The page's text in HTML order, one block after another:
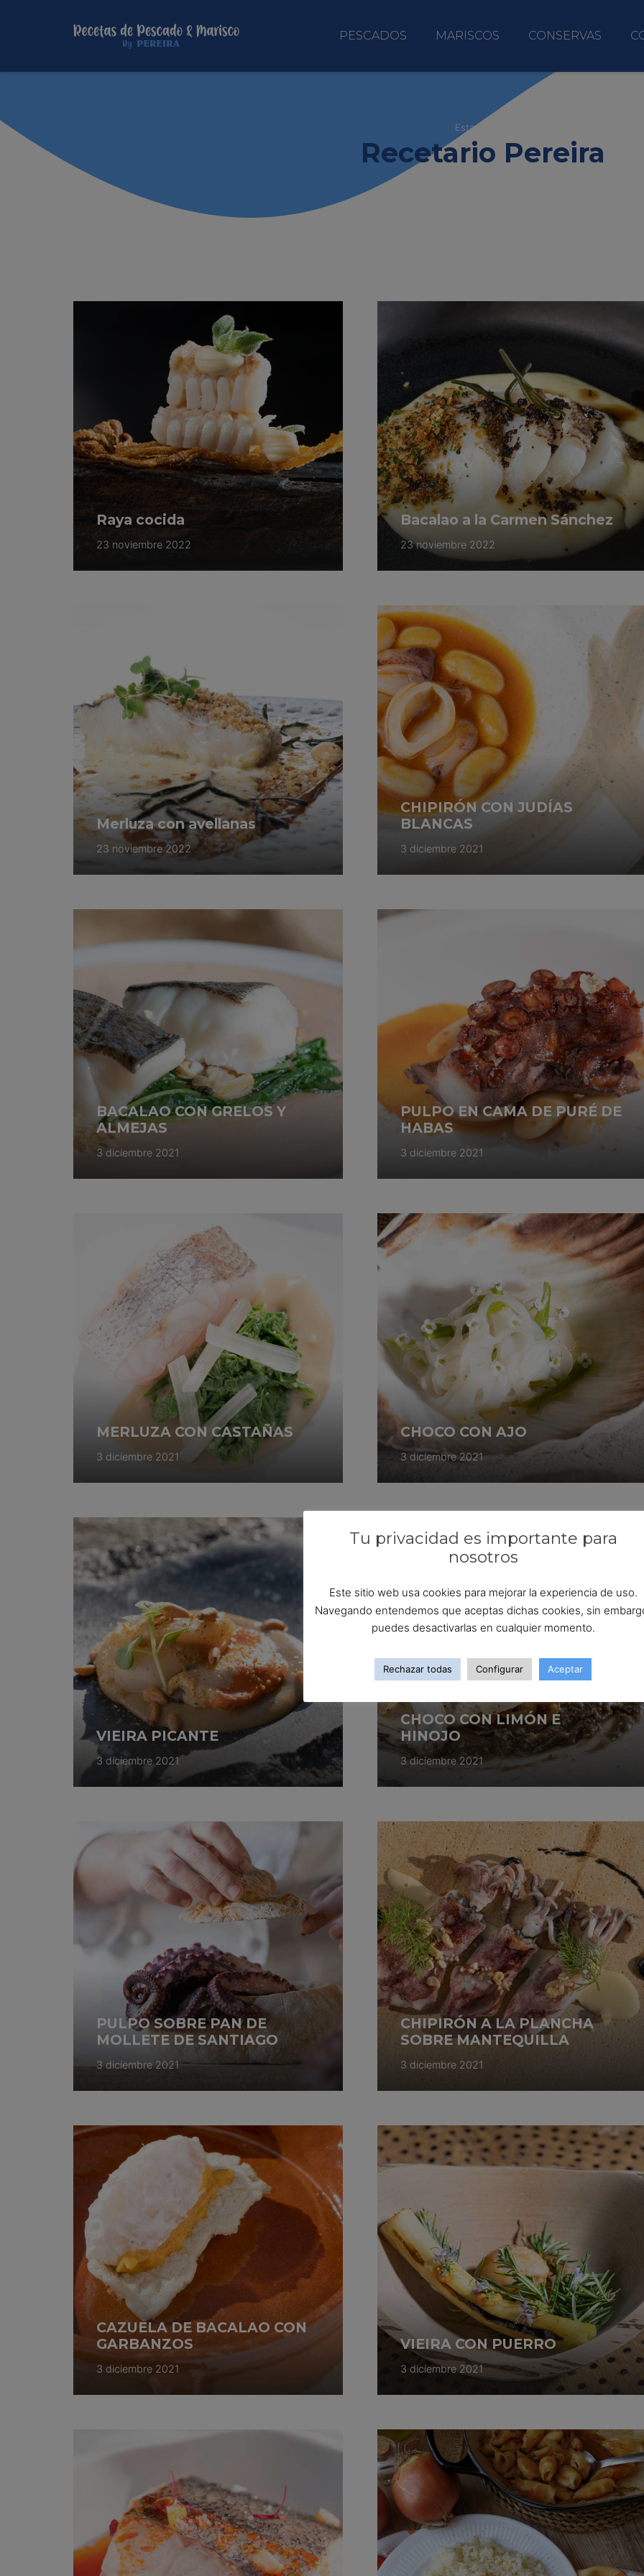
PESCADOS MARISCOS CONSERVAS
Estas viendo
Recetario Pereira
Raya cocida
23 noviembre 2022
Bacalao a la Carmen Sánchez
23 noviembre 2022
Merluza con avellanas
23 noviembre 2022
CHIPIRÓN CON JUDÍAS
BLANCAS
3 diciembre 2021
BACALAO CON GRELOS Y
ALMEJAS
3 diciembre 2021
PULPO EN CAMA DE PURÉ DE
HABAS
3 diciembre 2021
MERLUZA CON CASTAÑAS
3 diciembre 2021
CHOCO CON AJO
3 diciembre 2021
VIEIRA PICANTE
3 diciembre 2021
CHOCO CON LIMÓN E
HINOJO
3 diciembre 2021
PULPO SOBRE PAN DE
MOLLETE DE SANTIAGO
3 diciembre 2021
CHIPIRÓN A LA PLANCHA
SOBRE MANTEQUILLA
3 diciembre 2021
CAZUELA DE BACALAO CON
GARBANZOS
3 diciembre 2021
VIEIRA CON PUERRO
3 diciembre 2021
Tu privacidad es importante para
nosotros
Este sitio web usa cookies para mejorar la experiencia de uso.
Navegando entendemos que aceptas dichas cookies, sin
puedes desactivarlas en cualquier momento.
Rechazar todas Configurar Aceptar